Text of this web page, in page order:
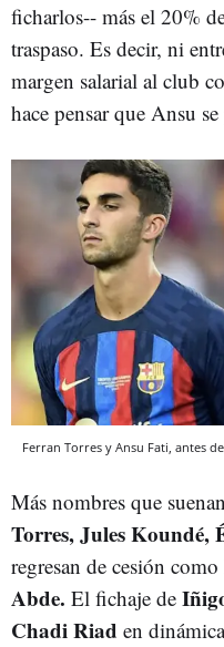
ficharlos-- más el 20%
traspaso. Es decir, ni
margen salarial al club
hace pensar que Ansu
Ferran Torres y Ansu Fati, antes
Más nombres que
Torres, Jules Koundé,
regresan de cesión como
Abde. El fichaje de
Chadi Riad en